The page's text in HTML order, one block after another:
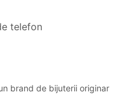
telefon
brand de bijuterii originar